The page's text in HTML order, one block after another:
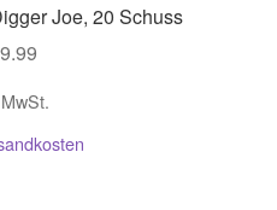
Joe, 20 Schuss